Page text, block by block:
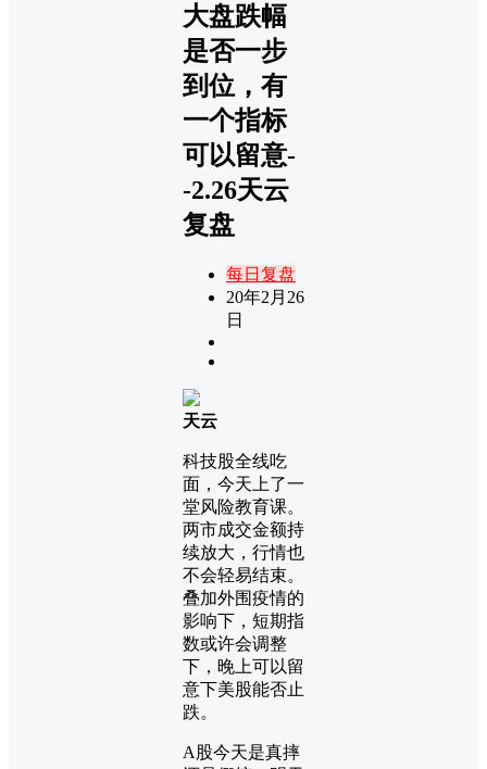
大盘跌幅
是否一步
到位，有
一个指标
可以留意-
-2.26天云
复盘
每日复盘
20年2月26
日
天云
科技股全线吃
面，今天上了一
堂风险教育课。
两市成交金额持
续放大，行情也
不会轻易结束。
叠加外围疫情的
影响下，短期指
数或许会调整
下，晚上可以留
意下美股能否止
跌。
A股今天是真摔